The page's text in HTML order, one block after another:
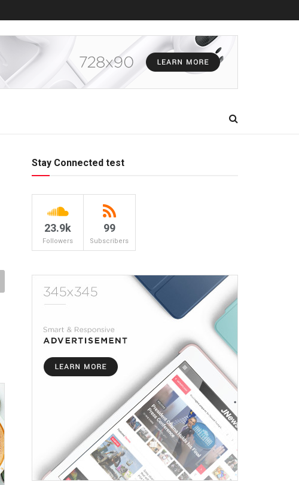
Stay Connected test
23.9k
Followers
99
Subscribers